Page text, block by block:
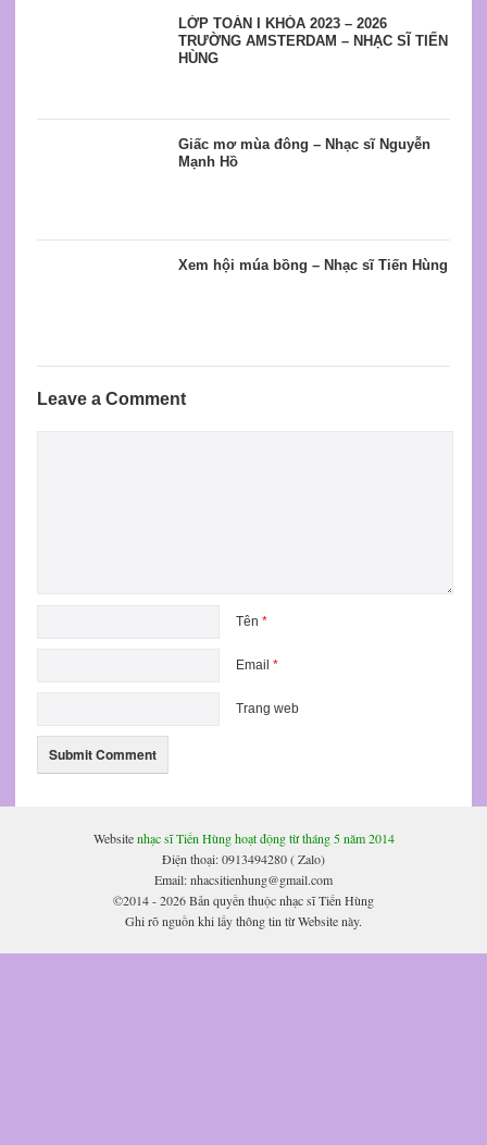
LỚP TOÁN I KHÓA 2023 – 2026
TRƯỜNG AMSTERDAM – NHẠC SĨ TIẾN
HÙNG
Giấc mơ mùa đông – Nhạc sĩ Nguyễn
Mạnh Hồ
Xem hội múa bồng – Nhạc sĩ Tiến Hùng
Leave a Comment
Tên *
Email *
Trang web
Websitenhạc sĩ Tiến Hùng hoạt động từ tháng 5 năm 2014
Điện thoại: 0913494280 ( Zalo)
Email: nhacsitienhung@gmail.com
©2014 - 2026 Bản quyền thuộc nhạc sĩ Tiến Hùng
Ghi rõ nguồn khi lấy thông tin từ Website này.